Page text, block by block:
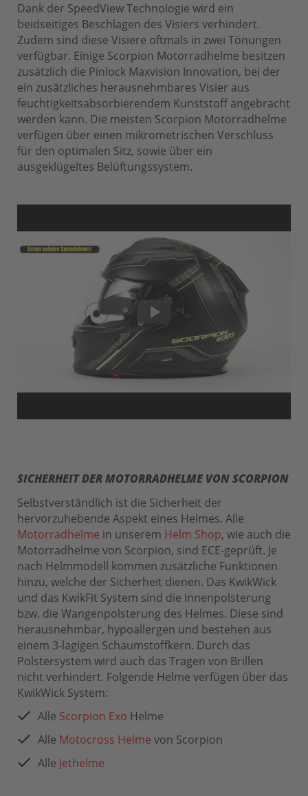
Dank der SpeedView Technologie wird ein
beidseitiges Beschlagen des Visiers verhindert.
Zudem sind diese Visiere oftmals in zwei Tönungen
verfügbar. Einige Scorpion Motorradhelme besitzen
zusätzlich die Pinlock Maxvision Innovation, bei der
ein zusätzliches herausnehmbares Visier aus
feuchtigkeitsabsorbierendem Kunststoff angebracht
werden kann. Die meisten Scorpion Motorradhelme
verfügen über einen mikrometrischen Verschluss
für den optimalen Sitz, sowie über ein
ausgeklügeltes Belüftungssystem.
SICHERHEIT DER MOTORRADHELME VON SCORPION
Selbstverständlich ist die Sicherheit der
hervorzuhebende Aspekt eines Helmes. Alle
Motorradhelme in unserem Helm Shop, wie auch die
Motorradhelme von Scorpion, sind ECE-geprüft. Je
nach Helmmodell kommen zusätzliche Funktionen
hinzu, welche der Sicherheit dienen. Das KwikWick
und das KwikFit System sind die Innenpolsterung
bzw. die Wangenpolsterung des Helmes. Diese sind
herausnehmbar, hypoallergen und bestehen aus
einem 3-lagigen Schaumstoffkern. Durch das
Polstersystem wird auch das Tragen von Brillen
nicht verhindert. Folgende Helme verfügen über das
KwikWick System:
Alle Scorpion Exo Helme
Alle Motocross Helme von Scorpion
Alle Jethelme